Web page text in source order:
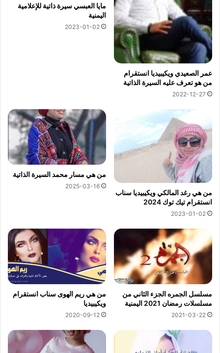
عمر الصعيدي ويكيبيديا انستقرام
من هو تعرف عليه السيرة الذاتية
2022-12-27
مايا العبسي سيرة ذاتية للإعلامية
اليمنية
2023-01-02
من هي رغد المالكي ويكيبيديا سناب
انستقرام تيك توك 2024
2023-01-02
من هي مسار محمد السيرة الذاتية
2025-03-16
مسلسل الجمره الجزء الثاني من
مسلسلات رمضان 2021 اليمنية
2021-03-22
من هي ريم الهوى سناب انستقرام
ويكيبيديا
2020-09-12